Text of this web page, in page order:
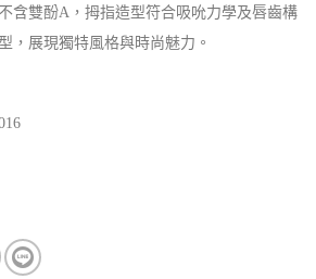
含雙酚A，拇指造型符合吸吮力學及唇齒構
，展現獨特風格與時尚魅力。